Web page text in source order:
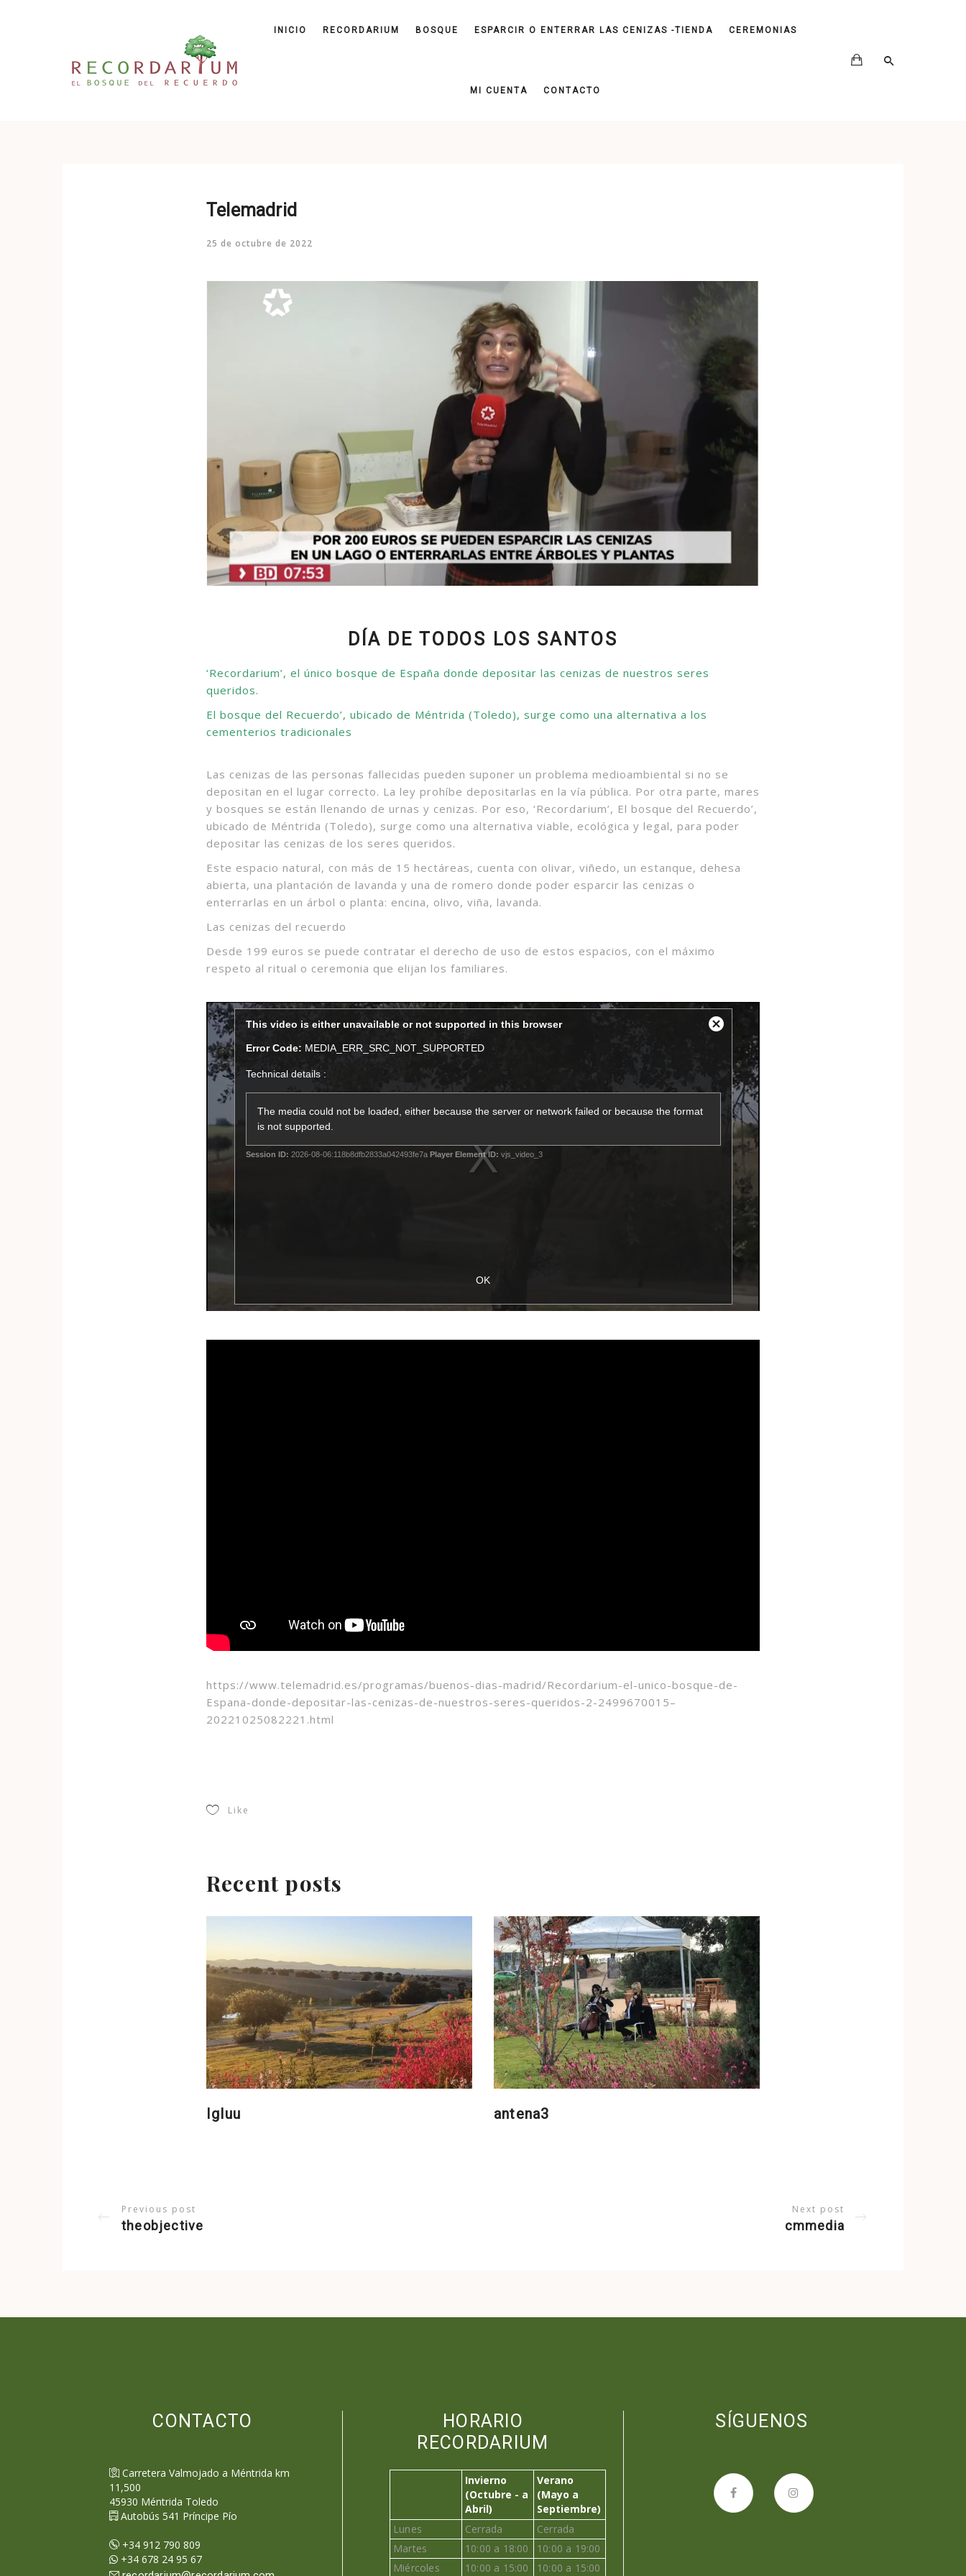
INICIO RECORDARIUM BOSQUE ESPARCIR O ENTERRAR LAS CENIZAS -TIENDA CEREMONIAS
MI CUENTA CONTACTO
Telemadrid
25 de octubre de 2022
DÍA DE TODOS LOS SANTOS
‘Recordarium’, el único bosque de España donde depositar las cenizas de nuestros seres
queridos.
El bosque del Recuerdo’, ubicado de Méntrida (Toledo), surge como una alternativa a los
cementerios tradicionales
Las cenizas de las personas fallecidas pueden suponer un problema medioambiental si no se
depositan en el lugar correcto. La ley prohíbe depositarlas en la vía pública. Por otra parte, mares
y bosques se están llenando de urnas y cenizas. Por eso, ‘Recordarium’, El bosque del Recuerdo’,
ubicado de Méntrida (Toledo), surge como una alternativa viable, ecológica y legal, para poder
depositar las cenizas de los seres queridos.
Este espacio natural, con más de 15 hectáreas, cuenta con olivar, viñedo, un estanque, dehesa
abierta, una plantación de lavanda y una de romero donde poder esparcir las cenizas o
enterrarlas en un árbol o planta: encina, olivo, viña, lavanda.
Las cenizas del recuerdo
Desde 199 euros se puede contratar el derecho de uso de estos espacios, con el máximo
respeto al ritual o ceremonia que elijan los familiares.
https://www.telemadrid.es/programas/buenos-dias-madrid/Recordarium-el-unico-bosque-de-
Espana-donde-depositar-las-cenizas-de-nuestros-seres-queridos-2-2499670015–
20221025082221.html
Like
Recent posts
Igluu antena3
Previous post
theobjective
Next post
cmmedia
CONTACTO
Carretera Valmojado a Méntrida km
11,500
45930 Méntrida Toledo
Autobús 541 Príncipe Pío
+34 912 790 809
+34 678 24 95 67
HORARIO
RECORDARIUM
Invierno
(Octubre - a
Abril)
Verano
(Mayo a
Septiembre)
Lunes
Cerrada
Cerrada
Martes
10:00 a 18:00
10:00 a 19:00
Miércoles
10:00 a 15:00 10:00 a 15:00
SÍGUENOS